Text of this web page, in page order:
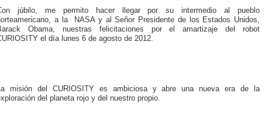
júbilo, me permito hacer llegar por su intermedio al pueblo
a la NASA y al Señor Presidente de los Estados Unidos,
Obama, nuestras felicitaciones por el amartizaje del robot
el día lunes 6 de agosto de 2012.
misión del CURIOSITY es ambiciosa y abre una nueva era de la
del planeta rojo y del nuestro propio.